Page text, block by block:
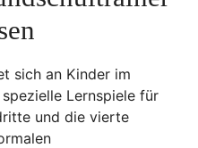
sich an Kinder im
Lernspiele für
und die vierte